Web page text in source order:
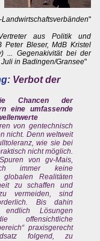
"
aus Politik und
Peter Bleser, MdB Kristel
... Gegenakivität bei der
in Badingen/Gransee"
: Verbot der
Chancen der
eine umfassende
von gentechnisch
nicht. Denn weltweit
wie sie bei
nicht möglich.
von gv-Mais,
immer keine
Realitäten
zu schaffen und
vermeiden, sind
Bis dahin
Lösungen
offensichtliche
praxisgerecht
folgend, zu